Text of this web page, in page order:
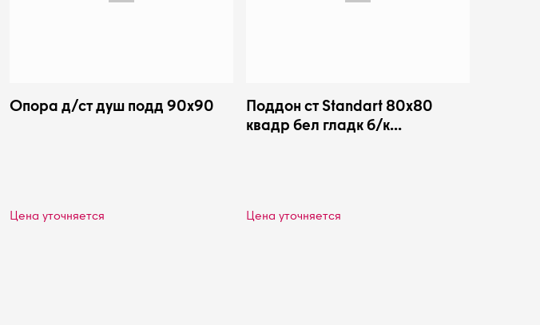
Опора д/ст душ подд 90х90
Цена уточняется
Поддон ст Standart 80х80
квадр бел гладк б/к
Цена уточняется